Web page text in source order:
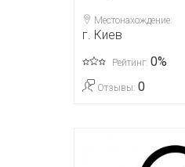
Местонахождение:
г. Киев
Рейтинг: 0%
Отзывы: 0